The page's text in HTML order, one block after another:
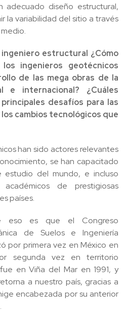
adecuado diseño estructural,
la variabilidad del sitio a través
estructural ¿Cómo
ingenieros geotécnicos
de las mega obras de la
e internacional? ¿Cuáles
desafíos para las
cambios tecnológicos que
han sido actores relevantes
se han capacitado
estudio del mundo, e incluso
de prestigiosas
países.
eso es que el Congreso
de Suelos e Ingeniería
por primera vez en México en
segunda vez en territorio
en Viña del Mar en 1991, y
a nuestro país, gracias a
encabezada por su anterior